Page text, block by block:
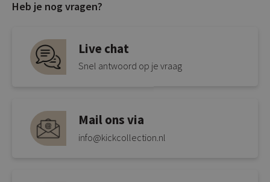
Heb je nog vragen?
Live chat
Snel antwoord op je vraag
Mail ons via
info@kickcollection.nl